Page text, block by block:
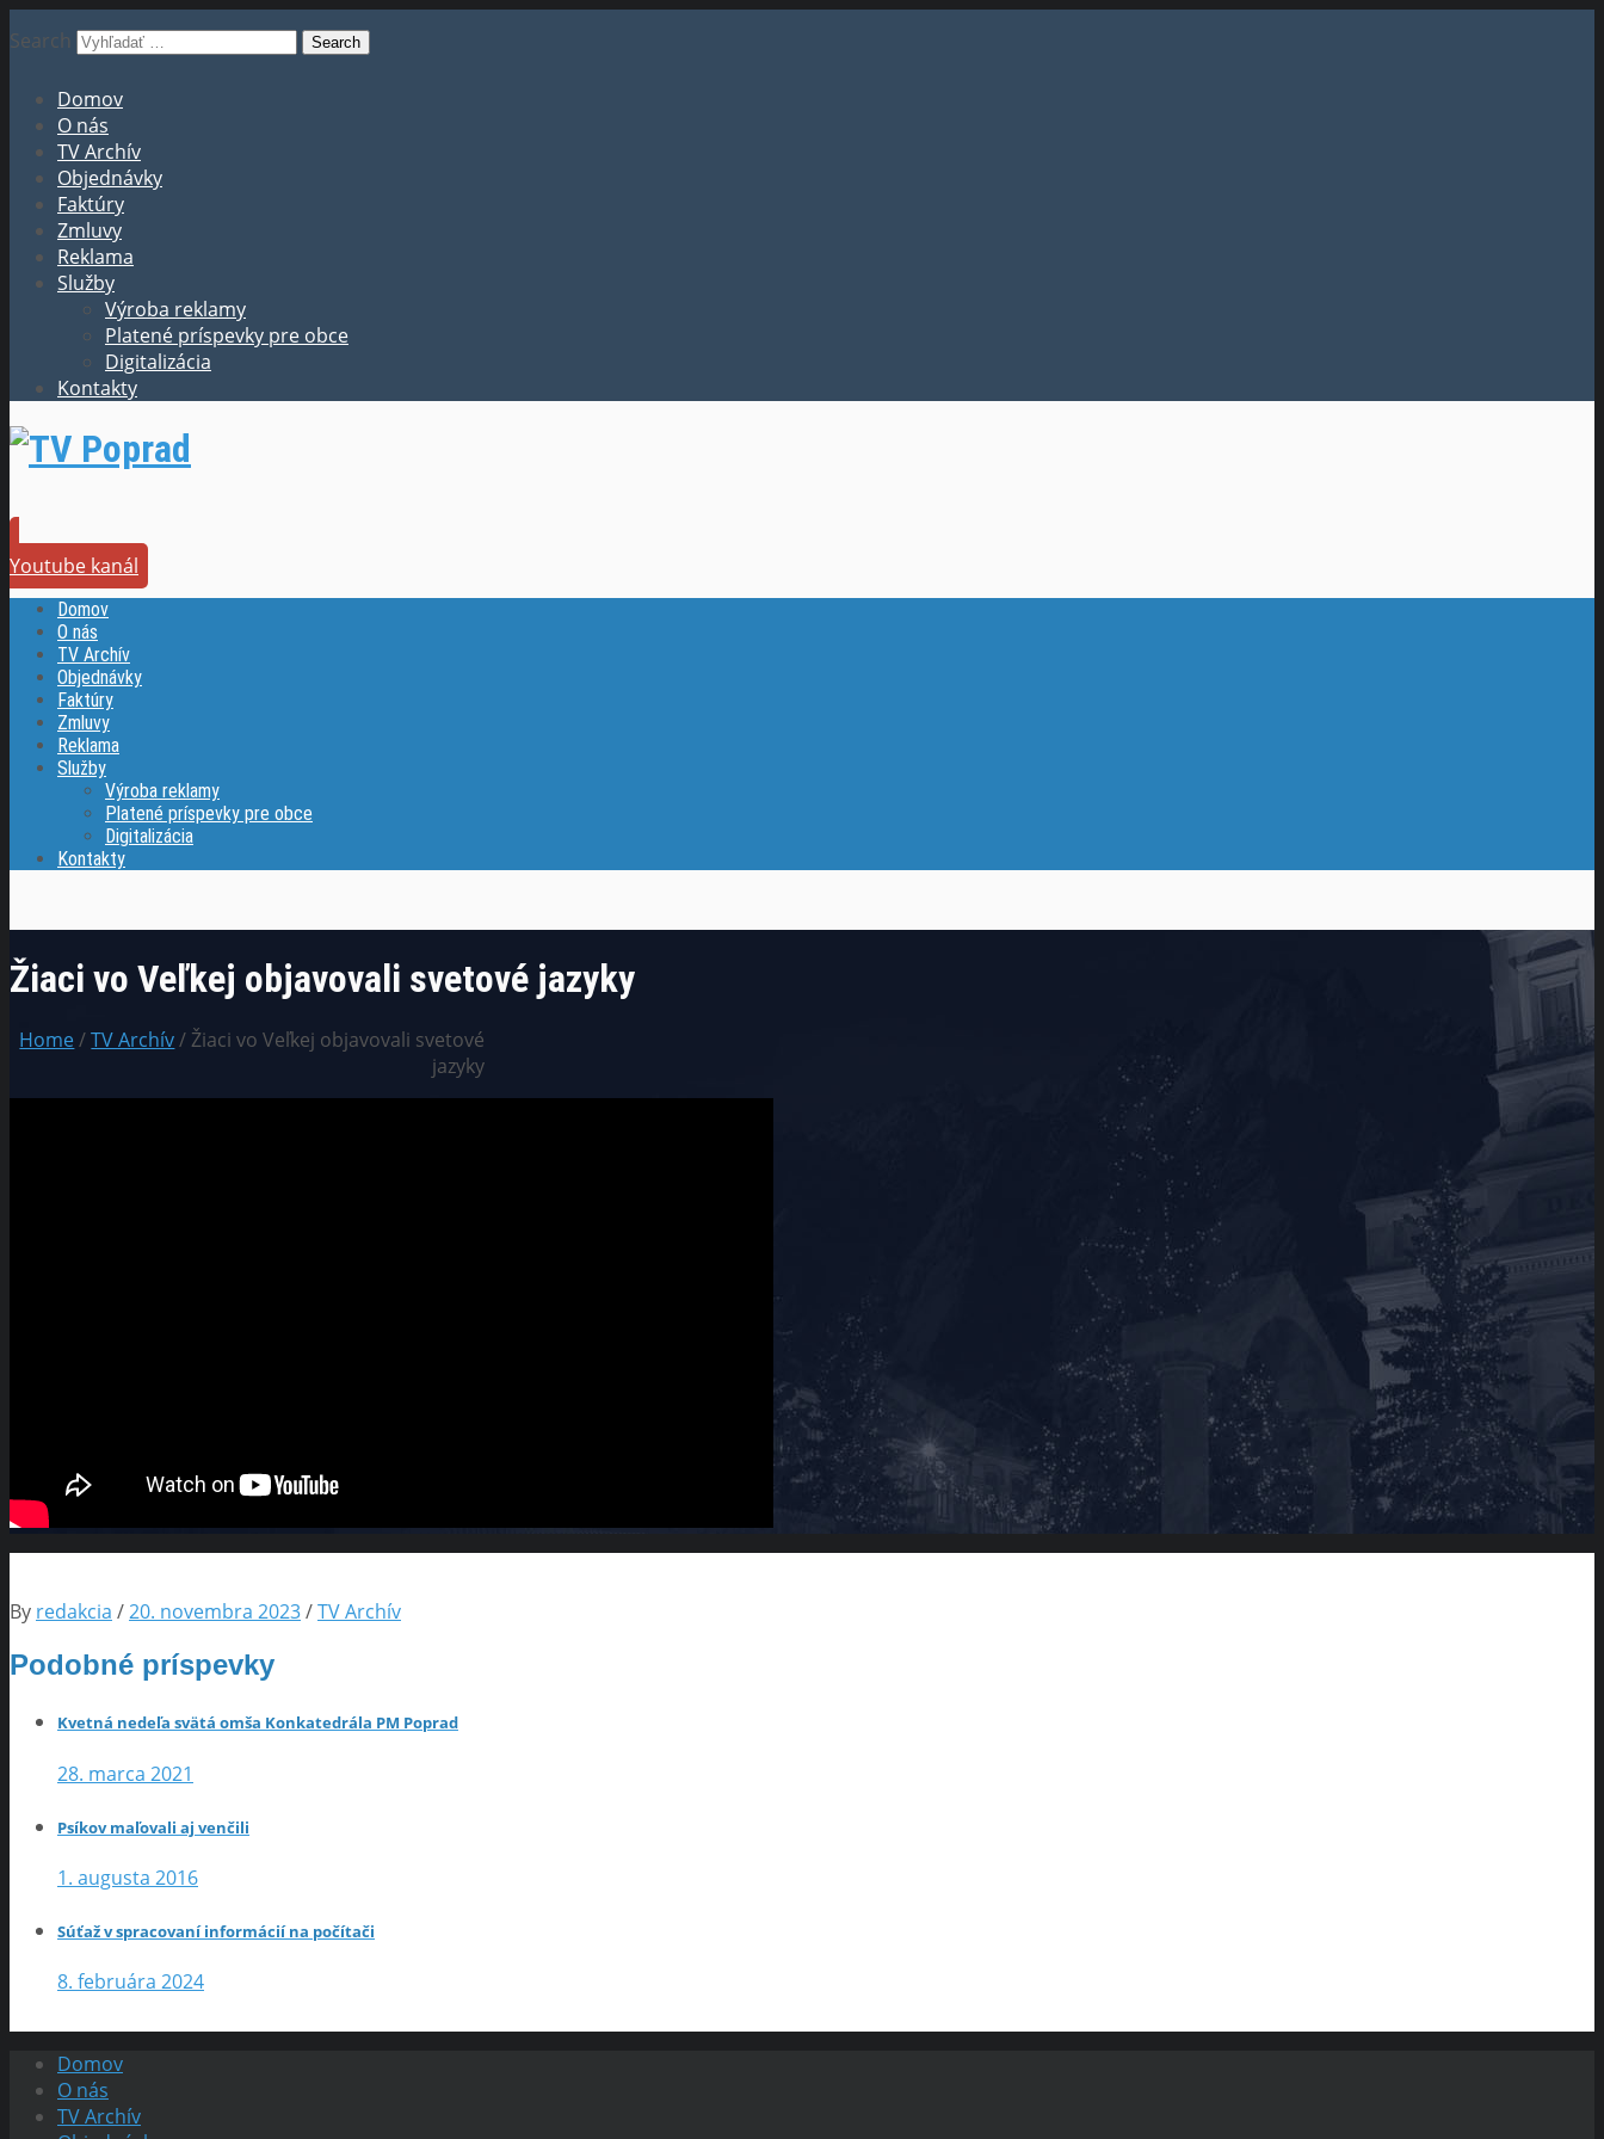
Search
Domov
O nás
TV Archív
Objednávky
Faktúry
Zmluvy
Reklama
Služby
Výroba reklamy
Platené príspevky pre obce
Digitalizácia
Kontakty
Youtube kanál
Domov
O nás
TV Archív
Objednávky
Faktúry
Zmluvy
Reklama
Služby
Výroba reklamy
Platené príspevky pre obce
Digitalizácia
Kontakty
Žiaci vo Veľkej objavovali svetové jazyky
Home/TV Archív/ Žiaci vo Veľkej objavovali svetové
jazyky
By redakcia /20. novembra 2023/TV Archív
Podobné príspevky
Kvetná nedeľa svätá omša Konkatedrála PM Poprad
28. marca 2021
Psíkov maľovali aj venčili
1. augusta 2016
Súťaž v spracovaní informácií na počítači
8. februára 2024
Domov
O nás
TV Archív